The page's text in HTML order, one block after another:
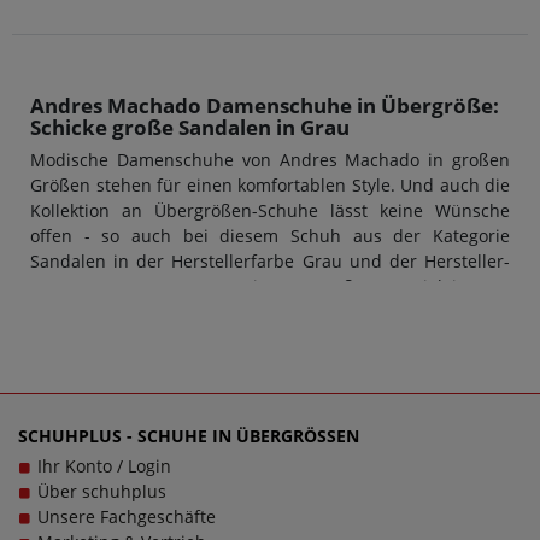
Andres Machado Damenschuhe in Übergröße:
Schicke große Sandalen in Grau
Modische Damenschuhe von Andres Machado in großen
Größen stehen für einen komfortablen Style. Und auch die
Kollektion an Übergrößen-Schuhe lässt keine Wünsche
offen - so auch bei diesem Schuh aus der Kategorie
Sandalen in der Herstellerfarbe Grau und der Hersteller-
Nummer AM5431 Ante Gris. Das Außenmaterial ist aus
Komfort trifft auf Vielfalt: Modell AM5431 Ante
Gris von Andres Machado in Übergrößen
Große Damenschuhe von Andres Machado haben eine
sehr gute Passform - und das gilt auch für Sandalen in
Übergrößen von Andres Machado. Neben der Schuhgröße
SCHUHPLUS - SCHUHE IN ÜBERGRÖSSEN
Ihr Konto / Login
Über schuhplus
Unsere Fachgeschäfte